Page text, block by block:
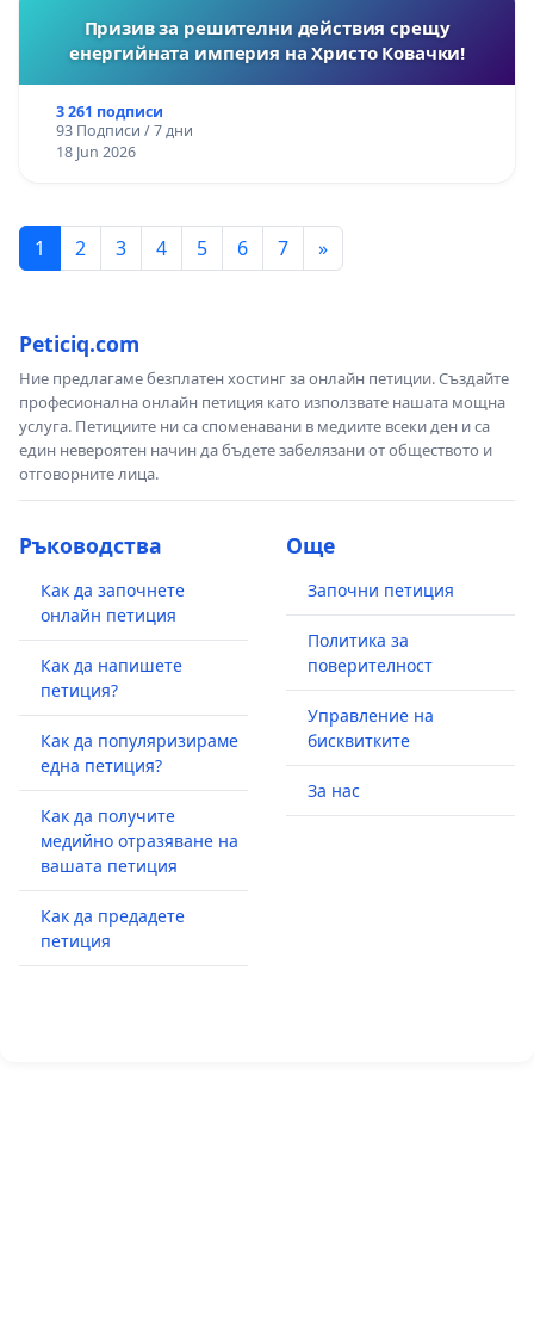
Призив за решителни действия срещу
енергийната империя на Христо Ковачки!
3 261 подписи
93 Подписи / 7 дни
18 Jun 2026
1 2 3 4 5 6 7 »
Peticiq.com
Ние предлагаме безплатен хостинг за онлайн петиции. Създайте
професионална онлайн петиция като използвате нашата мощна
услуга. Петициите ни са споменавани в медиите всеки ден и са
един невероятен начин да бъдете забелязани от обществото и
отговорните лица.
Ръководства
Как да започнете
онлайн петиция
Как да напишете
петиция?
Как да популяризираме
една петиция?
Как да получите
медийно отразяване на
вашата петиция
Как да предадете
петиция
Още
Започни петиция
Политика за
поверителност
Управление на
бисквитките
За нас